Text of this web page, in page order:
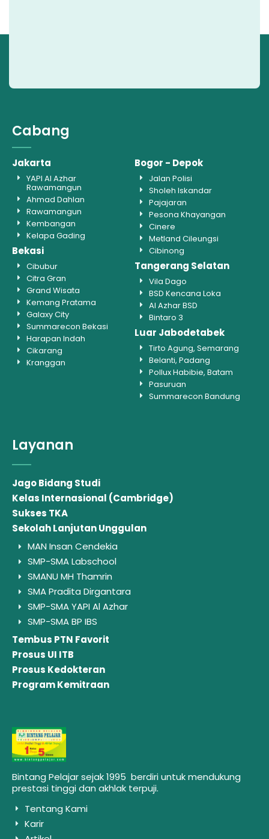
Bintang Pelajar sejak 1995 berdiri untuk mendukung
prestasi tinggi dan akhlak terpuji.
Tentang Kami
Karir
Layanan
Jago Bidang Studi
Kelas Internasional (Cambridge)
Sukses TKA
Sekolah Lanjutan Unggulan
MAN Insan Cendekia
SMP-SMA Labschool
SMANU MH Thamrin
SMA Pradita Dirgantara
SMP-SMA YAPI Al Azhar
SMP-SMA BP IBS
Tembus PTN Favorit
Prosus UI ITB
Prosus Kedokteran
Program Kemitraan
Cabang
Jakarta
YAPI Al Azhar
Rawamangun
Ahmad Dahlan
Rawamangun
Kembangan
Kelapa Gading
Bekasi
Cibubur
Citra Gran
Grand Wisata
Kemang Pratama
Galaxy City
Summarecon Bekasi
Harapan Indah
Cikarang
Kranggan
Bogor - Depok
Jalan Polisi
Sholeh Iskandar
Pajajaran
Pesona Khayangan
Cinere
Metland Cileungsi
Cibinong
Tangerang Selatan
Vila Dago
BSD Kencana Loka
Al Azhar BSD
Bintaro 3
Luar Jabodetabek
Tirto Agung, Semarang
Belanti, Padang
Pollux Habibie, Batam
Pasuruan
Summarecon Bandung